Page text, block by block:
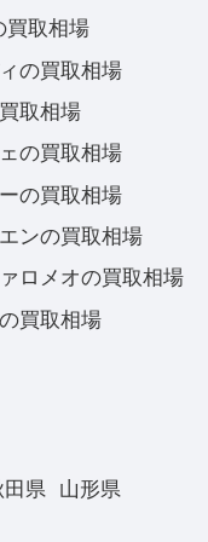
買取相場
の買取相場
取相場
の買取相場
の買取相場
ンの買取相場
ロメオの買取相場
買取相場
田県
山形県